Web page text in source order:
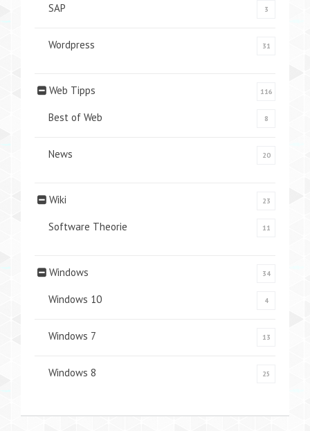
SAP 3
Wordpress 31
Web Tipps 116
Best of Web 8
News 20
Wiki 23
Software Theorie 11
Windows 34
Windows 10 4
Windows 7 13
Windows 8 25